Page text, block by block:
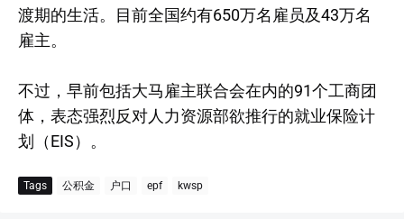
渡期的生活。目前全国约有650万名雇员及43万名
雇主。
不过，早前包括大马雇主联合会在内的91个工商团
体，表态强烈反对人力资源部欲推行的就业保险计
划（EIS）。
Tags 公积金 户口 epf kwsp